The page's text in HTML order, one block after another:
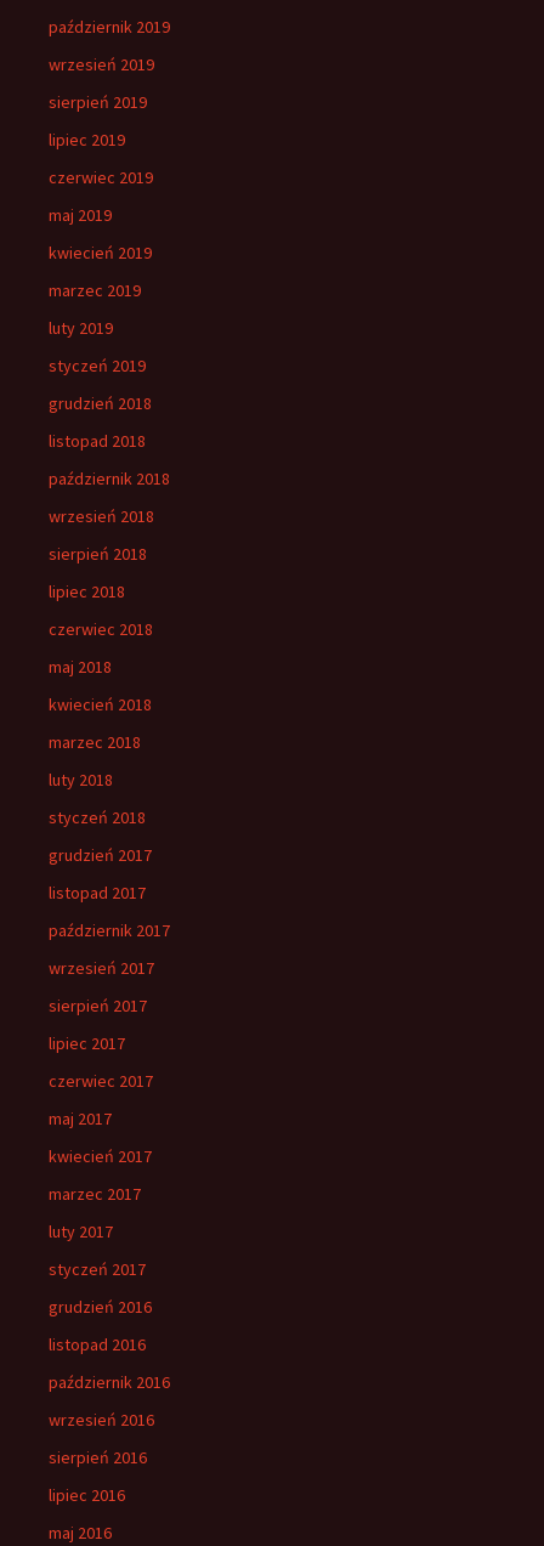
październik 2019
wrzesień 2019
sierpień 2019
lipiec 2019
czerwiec 2019
maj 2019
kwiecień 2019
marzec 2019
luty 2019
styczeń 2019
grudzień 2018
listopad 2018
październik 2018
wrzesień 2018
sierpień 2018
lipiec 2018
czerwiec 2018
maj 2018
kwiecień 2018
marzec 2018
luty 2018
styczeń 2018
grudzień 2017
listopad 2017
październik 2017
wrzesień 2017
sierpień 2017
lipiec 2017
czerwiec 2017
maj 2017
kwiecień 2017
marzec 2017
luty 2017
styczeń 2017
grudzień 2016
listopad 2016
październik 2016
wrzesień 2016
sierpień 2016
lipiec 2016
maj 2016